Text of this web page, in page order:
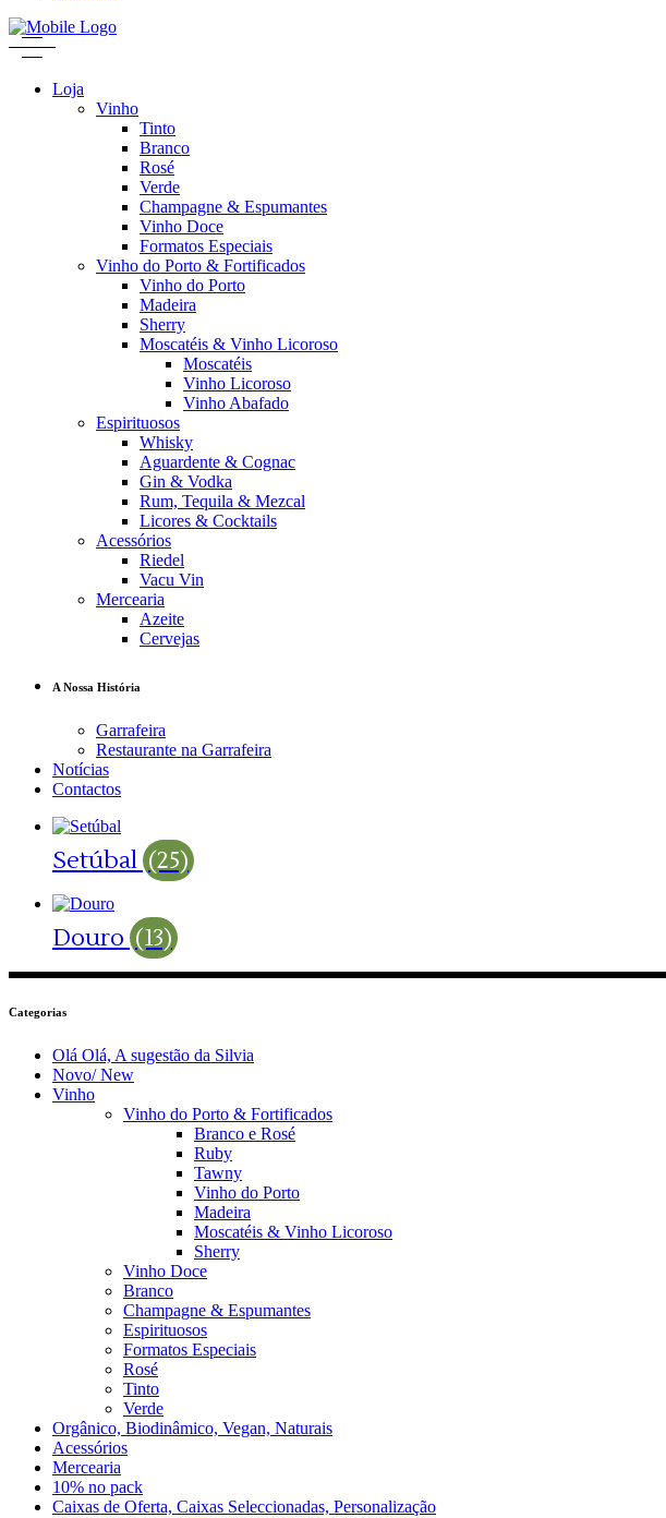
Loja
Vinho
Tinto
Branco
Rosé
Verde
Champagne & Espumantes
Vinho Doce
Formatos Especiais
Vinho do Porto & Fortificados
Vinho do Porto
Madeira
Sherry
Moscatéis & Vinho Licoroso
Moscatéis
Vinho Licoroso
Vinho Abafado
Espirituosos
Whisky
Aguardente & Cognac
Gin & Vodka
Rum, Tequila & Mezcal
Licores & Cocktails
Acessórios
Riedel
Vacu Vin
Mercearia
Azeite
Cervejas
A Nossa História
Garrafeira
Restaurante na Garrafeira
Notícias
Contactos
Setúbal (25)
Douro (13)
Categorias
Olá Olá, A sugestão da Silvia
Novo/ New
Vinho
Vinho do Porto & Fortificados
Branco e Rosé
Ruby
Tawny
Vinho do Porto
Madeira
Moscatéis & Vinho Licoroso
Sherry
Vinho Doce
Branco
Champagne & Espumantes
Espirituosos
Formatos Especiais
Rosé
Tinto
Verde
Orgânico, Biodinâmico, Vegan, Naturais
Acessórios
Mercearia
10% no pack
Caixas de Oferta, Caixas Seleccionadas, Personalização